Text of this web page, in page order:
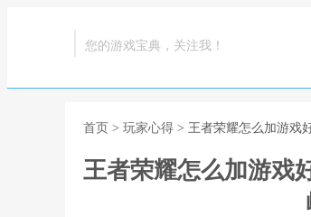
您的游戏宝典，关注我！
首页 > 玩家心得 > 王者荣耀怎么加游戏
王者荣耀怎么加游戏